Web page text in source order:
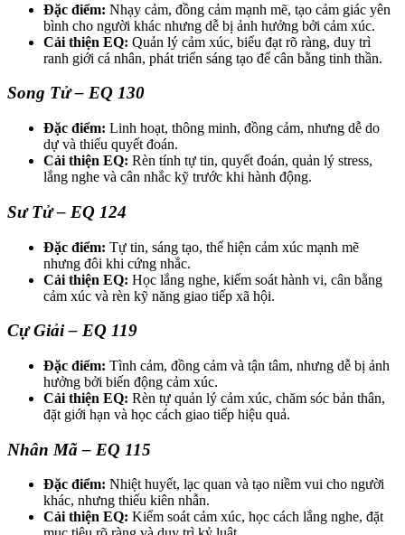
Đặc điểm: Nhạy cảm, đồng cảm mạnh mẽ, tạo cảm giác yên
bình cho người khác nhưng dễ bị ảnh hưởng bởi cảm xúc.
Cải thiện EQ: Quản lý cảm xúc, biểu đạt rõ ràng, duy trì
ranh giới cá nhân, phát triển sáng tạo để cân bằng tinh thần.
Song Tử – EQ 130
Đặc điểm: Linh hoạt, thông minh, đồng cảm, nhưng dễ do
dự và thiếu quyết đoán.
Cải thiện EQ: Rèn tính tự tin, quyết đoán, quản lý stress,
lắng nghe và cân nhắc kỹ trước khi hành động.
Sư Tử – EQ 124
Đặc điểm: Tự tin, sáng tạo, thể hiện cảm xúc mạnh mẽ
nhưng đôi khi cứng nhắc.
Cải thiện EQ: Học lắng nghe, kiểm soát hành vi, cân bằng
cảm xúc và rèn kỹ năng giao tiếp xã hội.
Cự Giải – EQ 119
Đặc điểm: Tình cảm, đồng cảm và tận tâm, nhưng dễ bị ảnh
hưởng bởi biến động cảm xúc.
Cải thiện EQ: Rèn tự quản lý cảm xúc, chăm sóc bản thân,
đặt giới hạn và học cách giao tiếp hiệu quả.
Nhân Mã – EQ 115
Đặc điểm: Nhiệt huyết, lạc quan và tạo niềm vui cho người
khác, nhưng thiếu kiên nhẫn.
Cải thiện EQ: Kiểm soát cảm xúc, học cách lắng nghe, đặt